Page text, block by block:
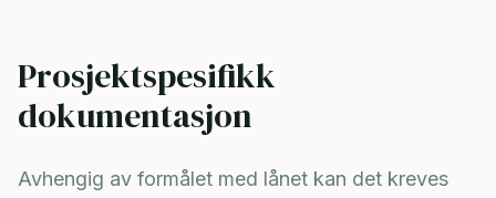
Prosjektspesifikk
dokumentasjon
Avhengig av formålet med lånet kan det kreves